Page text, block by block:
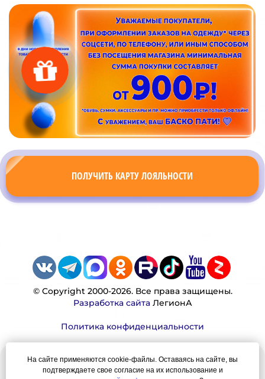
ПОЛУЧИТЬ КАРТУ ЛОЯЛЬНОСТИ
© Copyright 2000-2026. Все права защищены.
Разработка сайтаЛегионА
Политика конфиденциальности
Наша миссия:
На сайте применяются cookie-файлы. Оставаясь на сайте, вы
подтверждаете свое согласие на их использование и